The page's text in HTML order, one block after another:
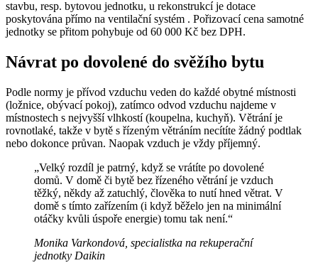
stavbu, resp. bytovou jednotku, u rekonstrukcí je dotace
poskytována přímo na ventilační systém . Pořizovací cena samotné
jednotky se přitom pohybuje od 60 000 Kč bez DPH.
Návrat po dovolené do svěžího bytu
Podle normy je přívod vzduchu veden do každé obytné místnosti
(ložnice, obývací pokoj), zatímco odvod vzduchu najdeme v
místnostech s nejvyšší vlhkostí (koupelna, kuchyň). Větrání je
rovnotlaké, takže v bytě s řízeným větráním necítíte žádný podtlak
nebo dokonce průvan. Naopak vzduch je vždy příjemný.
„Velký rozdíl je patrný, když se vrátíte po dovolené
domů. V domě či bytě bez řízeného větrání je vzduch
těžký, někdy až zatuchlý, člověka to nutí hned větrat. V
domě s tímto zařízením (i když běželo jen na minimální
otáčky kvůli úspoře energie) tomu tak není.“
Monika Varkondová, specialistka na rekuperační
jednotky Daikin